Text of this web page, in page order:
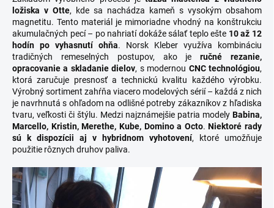
ložiska v Otte, kde sa nachádza kameň s vysokým obsahom
magnetitu. Tento materiál je mimoriadne vhodný na konštrukciu
akumulačných pecí – po nahriatí dokáže sálať teplo ešte 10 až 12
hodín po vyhasnutí ohňa. Norsk Kleber využíva kombináciu
tradičných remeselných postupov, ako jeručné rezanie,
opracovanie a skladanie dielov, s modernou CNC technológiou,
ktorá zaručuje presnosť a technickú kvalitu každého výrobku.
Výrobný sortiment zahŕňa viacero modelových sérií – každá z nich
je navrhnutá s ohľadom na odlišné potreby zákazníkov z hľadiska
tvaru, veľkosti či štýlu. Medzi najznámejšie patria modely Babina,
Marcello, Kristin, Merethe, Kube, Domino a Octo.Niektoré rady
sú k dispozícii aj v hybridnom vyhotovení, ktoré umožňuje
použitie rôznych druhov paliva.